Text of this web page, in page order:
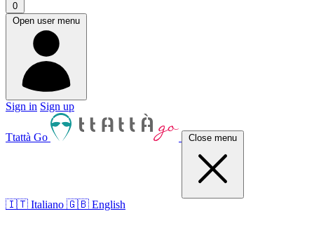
0
Open user menu
Sign in Sign up
Ttattà Go Close menu
🇮🇹 Italiano 🇬🇧 English